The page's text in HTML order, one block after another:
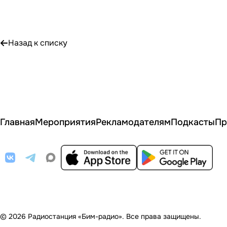
Назад к списку
ГлавнаяМероприятияРекламодателямПодкасты
© 2026 Радиостанция «Бим-радио». Все права защищены.